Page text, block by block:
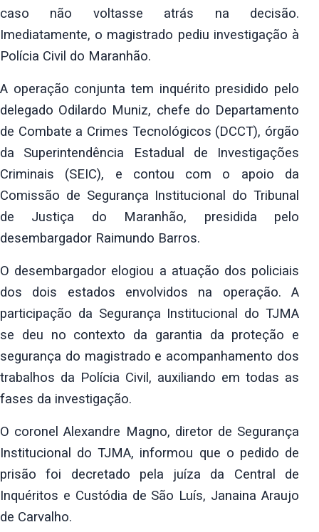
caso não voltasse atrás na decisão.
Imediatamente, o magistrado pediu investigação à
Polícia Civil do Maranhão.
A operação conjunta tem inquérito presidido pelo
delegado Odilardo Muniz, chefe do Departamento
de Combate a Crimes Tecnológicos (DCCT), órgão
da Superintendência Estadual de Investigações
Criminais (SEIC), e contou com o apoio da
Comissão de Segurança Institucional do Tribunal
de Justiça do Maranhão, presidida pelo
desembargador Raimundo Barros.
O desembargador elogiou a atuação dos policiais
dos dois estados envolvidos na operação. A
participação da Segurança Institucional do TJMA
se deu no contexto da garantia da proteção e
segurança do magistrado e acompanhamento dos
trabalhos da Polícia Civil, auxiliando em todas as
fases da investigação.
O coronel Alexandre Magno, diretor de Segurança
Institucional do TJMA, informou que o pedido de
prisão foi decretado pela juíza da Central de
Inquéritos e Custódia de São Luís, Janaina Araujo
de Carvalho.